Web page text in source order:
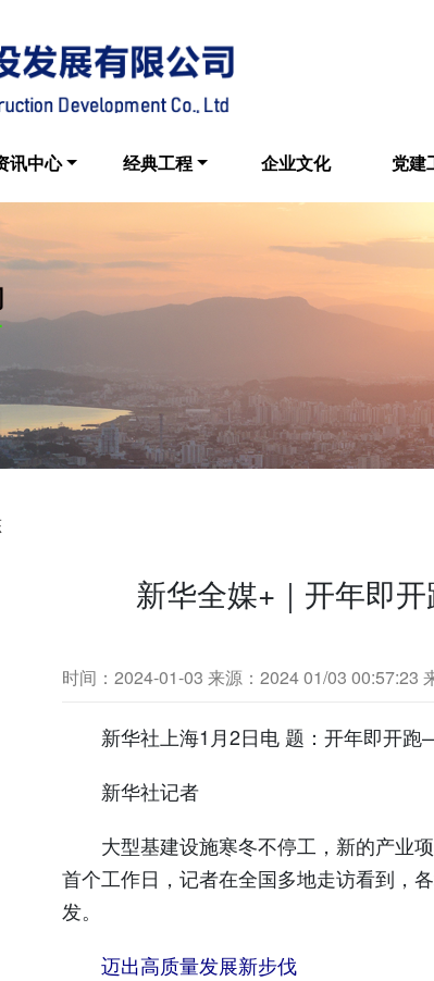
讯中心 经典工程 企业文化 党建
新华全媒+｜开年即
时间：2024-01-03 来源：2024 01/03 00:57:23
新华社上海1月2日电 题：开年即开跑
新华社记者
大型基建设施寒冬不停工，新的产业
首个工作日，记者在全国多地走访看到，
发。
迈出高质量发展新步伐